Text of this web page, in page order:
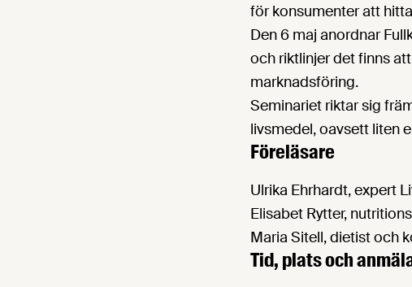
för konsumenter att
Den 6 maj anordnar
och riktlinjer det finns
marknadsföring.
Seminariet riktar sig
livsmedel, oavsett liten
Föreläsare
Ulrika Ehrhardt, expert
Elisabet Rytter,
Maria Sitell, dietist och
Tid, plats och